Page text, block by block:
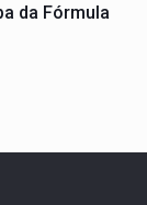
da Fórmula